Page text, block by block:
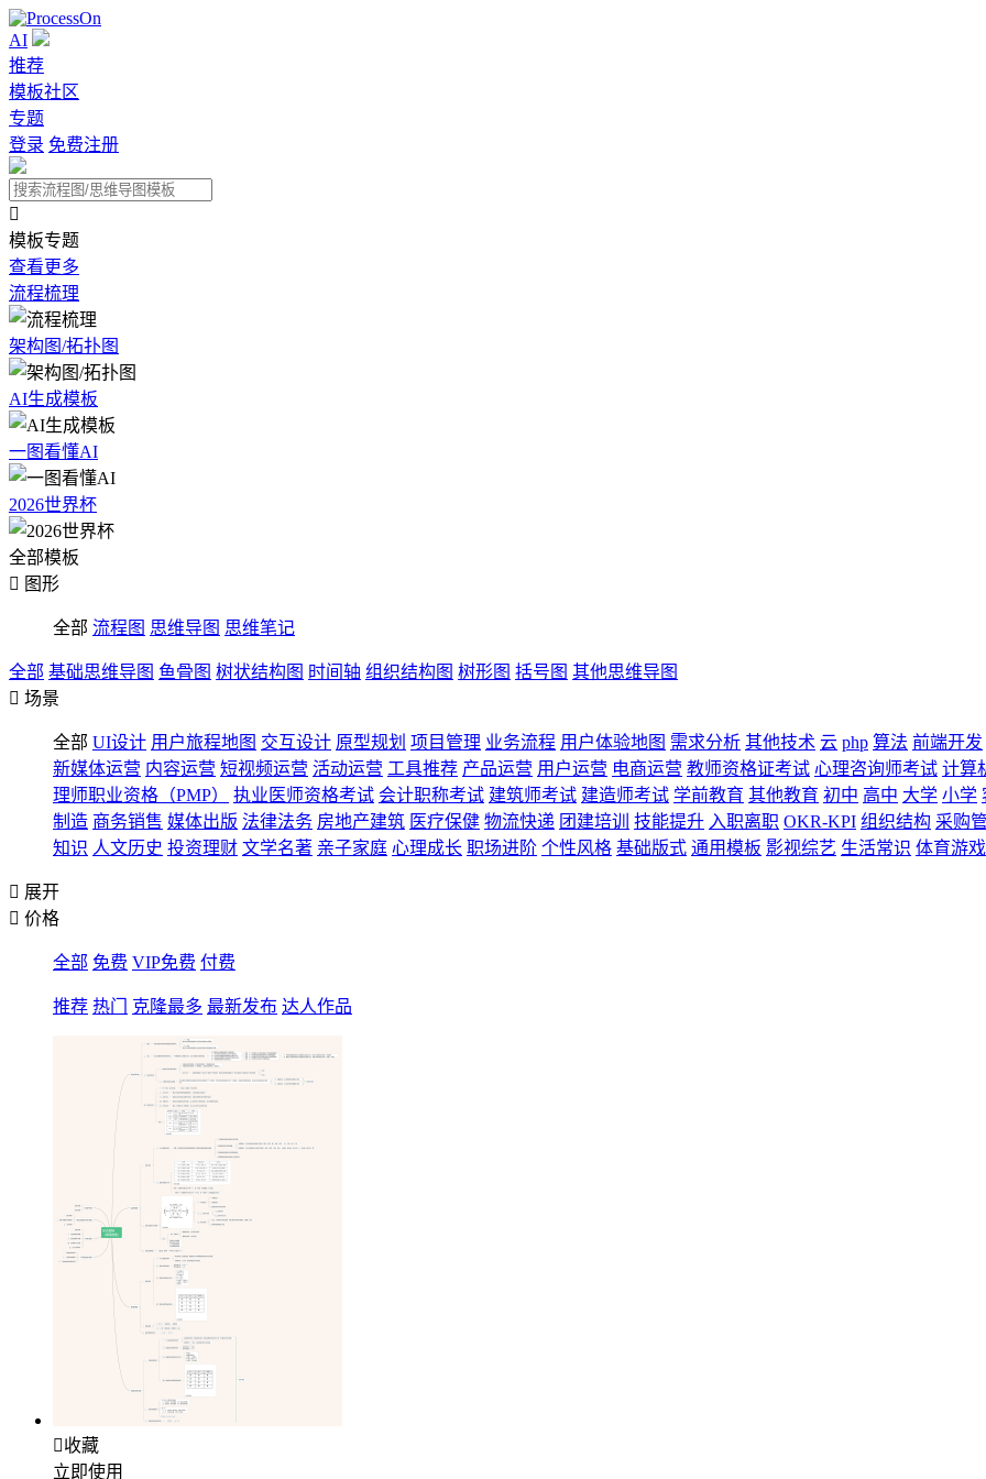
AI
推荐
模板社区
专题
登录 免费注册

模板专题
查看更多
流程梳理
架构图/拓扑图
AI生成模板
一图看懂AI
2026世界杯
全部模板
 图形
全部 流程图 思维导图 思维笔记
全部 基础思维导图 鱼骨图 树状结构图 时间轴 组织结构图 树形图 括号图 其他思维导图
 场景
全部 UI设计 用户旅程地图 交互设计 原型规划 项目管理 业务流程 用户体验地图 需求分析 其他技术 云 php 算法 前端开发
新媒体运营 内容运营 短视频运营 活动运营 工具推荐 产品运营 用户运营 电商运营 教师资格证考试 心理咨询师考试 计算
理师职业资格（PMP）
执业医师资格考试 会计职称考试 建筑师考试 建造师考试 学前教育 其他教育 初中 高中 大学 小学
制造 商务销售 媒体出版 法律法务 房地产建筑 医疗保健 物流快递 团建培训 技能提升 入职离职 OKR-KPI 组织结构 采购
知识 人文历史 投资理财 文学名著 亲子家庭 心理成长 职场进阶 个性风格 基础版式 通用模板 影视综艺 生活常识 体育游戏
 展开
 价格
全部 免费 VIP免费 付费
推荐 热门 克隆最多 最新发布 达人作品
收藏
立即使用